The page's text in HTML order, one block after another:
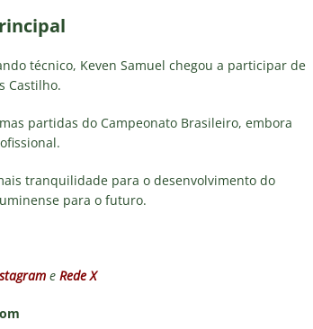
técnico, Keven Samuel chegou a participar de
Castilho.
partidas do Campeonato Brasileiro, embora
tranquilidade para o desenvolvimento do
para o futuro.
e Rede X